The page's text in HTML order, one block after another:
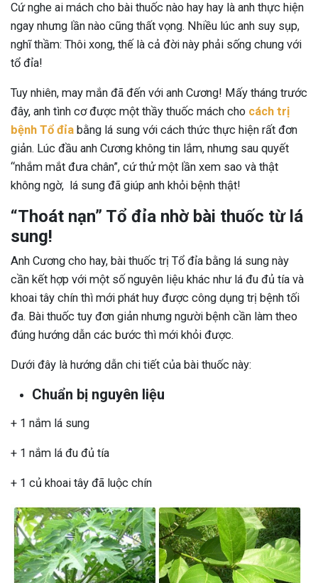
Cứ nghe ai mách cho bài thuốc nào hay hay là anh thực hiện
ngay nhưng lần nào cũng thất vọng. Nhiều lúc anh suy sụp,
nghĩ thầm: Thôi xong, thế là cả đời này phải sống chung với
tổ đỉa!
Tuy nhiên, may mắn đã đến với anh Cương! Mấy tháng trước
đây, anh tình cơ được một thầy thuốc mách cho cách trị
bệnh Tổ đỉa bằng lá sung với cách thức thực hiện rất đơn
giản. Lúc đầu anh Cương không tin lắm, nhưng sau quyết
“nhắm mắt đưa chân”, cứ thử một lần xem sao và thật
không ngờ, lá sung đã giúp anh khỏi bệnh thật!
“Thoát nạn” Tổ đỉa nhờ bài thuốc từ lá
sung!
Anh Cương cho hay, bài thuốc trị Tổ đỉa bằng lá sung này
cần kết hợp với một số nguyên liệu khác như lá đu đủ tía và
khoai tây chín thì mới phát huy được công dụng trị bệnh tối
đa. Bài thuốc tuy đơn giản nhưng người bệnh cần làm theo
đúng hướng dẫn các bước thì mới khỏi được.
Dưới đây là hướng dẫn chi tiết của bài thuốc này:
Chuẩn bị nguyên liệu
+ 1 nắm lá sung
+ 1 nắm lá đu đủ tía
+ 1 củ khoai tây đã luộc chín